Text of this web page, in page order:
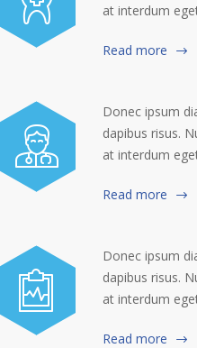
at interdum
Read more
Donec ipsum
dapibus risus.
at interdum
Read more
Donec ipsum
dapibus risus.
at interdum
Read more